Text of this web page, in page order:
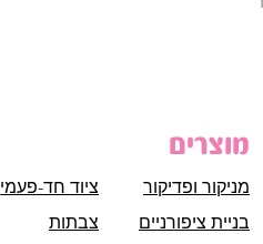
מוצרים
ציוד חד-פעמי
צבתות
מניקור ופדיקור
בניית ציפורניים